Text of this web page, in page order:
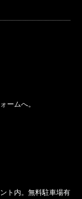
ームへ。
ト内。無料駐車場有